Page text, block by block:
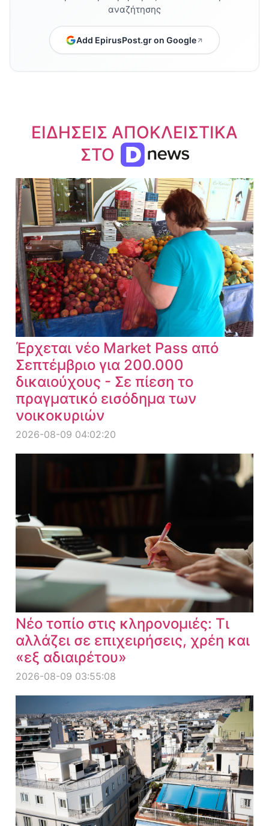
αναζήτησης
Add EpirusPost.gr on Google
ΕΙΔΗΣΕΙΣ ΑΠΟΚΛΕΙΣΤΙΚΑ
ΣΤΟ
Έρχεται νέο Market Pass από
Σεπτέμβριο για 200.000
δικαιούχους - Σε πίεση το
πραγματικό εισόδημα των
νοικοκυριών
2026-08-09 04:02:20
Νέο τοπίο στις κληρονομιές: Τι
αλλάζει σε επιχειρήσεις, χρέη και
«εξ αδιαιρέτου»
2026-08-09 03:55:08